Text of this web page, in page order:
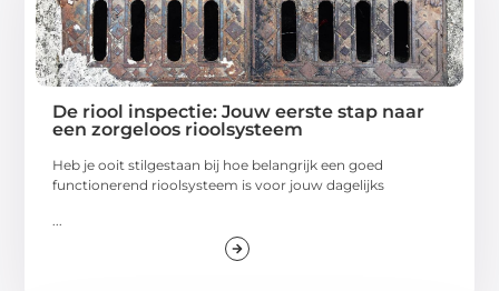
De riool inspectie: Jouw eerste stap naar
een zorgeloos rioolsysteem
Heb je ooit stilgestaan bij hoe belangrijk een goed
functionerend rioolsysteem is voor jouw dagelijks
...